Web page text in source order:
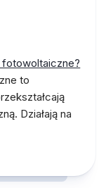
fotowoltaiczne?
to
Działają na